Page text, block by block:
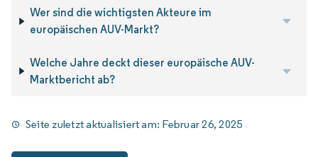
Wer sind die wichtigsten Akteure im
europäischen AUV-Markt?
Welche Jahre deckt dieser europäische AUV-
Marktbericht ab?
Seite zuletzt aktualisiert am: Februar 26, 2025